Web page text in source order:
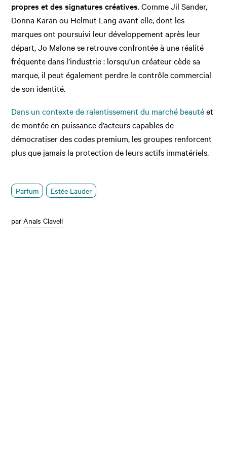
propres et des signatures créatives. Comme Jil Sander,
Donna Karan ou Helmut Lang avant elle, dont les
marques ont poursuivi leur développement après leur
départ, Jo Malone se retrouve confrontée à une réalité
fréquente dans l’industrie : lorsqu’un créateur cède sa
marque, il peut également perdre le contrôle commercial
de son identité.
Dans un contexte de ralentissement du marché beautéet
de montée en puissance d’acteurs capables de
démocratiser des codes premium, les groupes renforcent
plus que jamais la protection de leurs actifs immatériels.
Parfum Estée Lauder
parAnaïs Clavell